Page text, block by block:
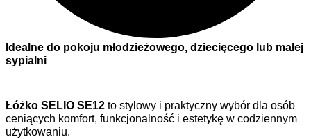
Idealne do pokoju młodzieżowego, dziecięcego lub małej
sypialni
Łóżko SELIO SE12 to stylowy i praktyczny wybór dla osób
ceniących komfort, funkcjonalność i estetykę w codziennym
użytkowaniu.